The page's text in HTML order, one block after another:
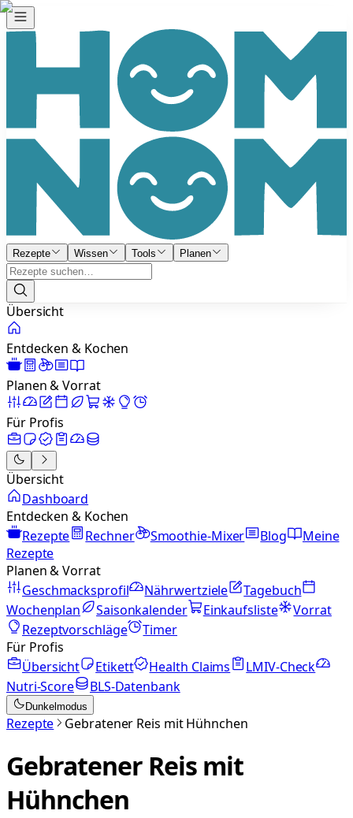
Rezepte Wissen Tools Planen
Übersicht
Entdecken & Kochen
Planen & Vorrat
Für Profis
Übersicht
Dashboard
Entdecken & Kochen
Rezepte
Rechner Smoothie-Mixer Blog
Meine
Rezepte
Planen & Vorrat
Geschmacksprofil
Nährwertziele
Tagebuch
Wochenplan
Saisonkalender Einkaufsliste
Vorrat
Rezeptvorschläge
Timer
Für Profis
Übersicht
Etikett Health Claims
LMIV-Check
Nutri-Score
BLS-Datenbank
Dunkelmodus
Rezepte Gebratener Reis mit Hühnchen
Gebratener Reis mit
Hühnchen